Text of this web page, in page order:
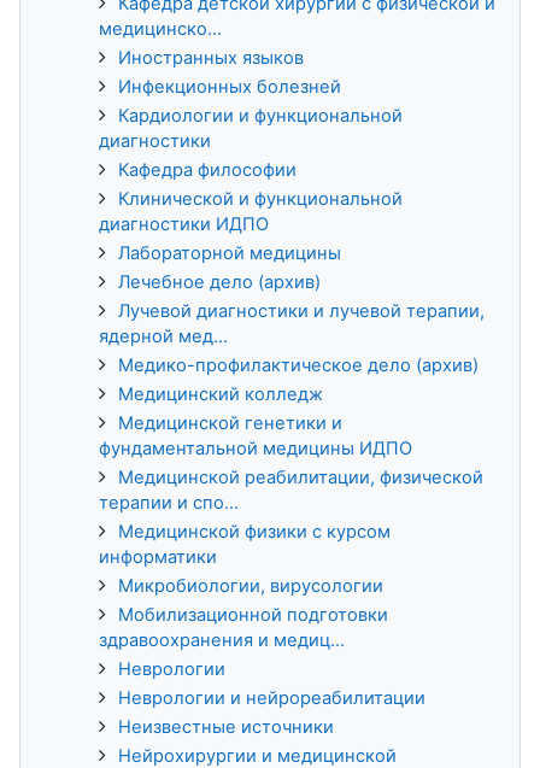
медицинско...
Иностранных языков
Инфекционных болезней
Кардиологии и функциональной
диагностики
Кафедра философии
Клинической и функциональной
диагностики ИДПО
Лабораторной медицины
Лечебное дело (архив)
Лучевой диагностики и лучевой терапии,
ядерной мед...
Медико-профилактическое дело (архив)
Медицинский колледж
Медицинской генетики и
фундаментальной медицины ИДПО
Медицинской реабилитации, физической
терапии и спо...
Медицинской физики с курсом
информатики
Микробиологии, вирусологии
Мобилизационной подготовки
здравоохранения и медиц...
Неврологии
Неврологии и нейрореабилитации
Неизвестные источники
Нейрохирургии и медицинской